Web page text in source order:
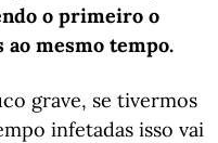
o primeiro o
ao mesmo tempo.
grave, se tivermos
infetadas isso vai